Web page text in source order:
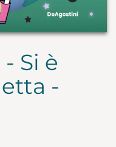
Si è
-